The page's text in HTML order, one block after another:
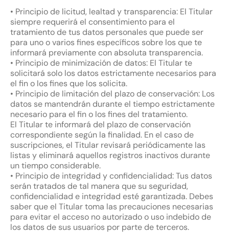
• Principio de licitud, lealtad y transparencia: El Titular
siempre requerirá el consentimiento para el
tratamiento de tus datos personales que puede ser
para uno o varios fines específicos sobre los que te
informará previamente con absoluta transparencia.
• Principio de minimización de datos: El Titular te
solicitará solo los datos estrictamente necesarios para
el fin o los fines que los solicita.
• Principio de limitación del plazo de conservación: Los
datos se mantendrán durante el tiempo estrictamente
necesario para el fin o los fines del tratamiento.
El Titular te informará del plazo de conservación
correspondiente según la finalidad. En el caso de
suscripciones, el Titular revisará periódicamente las
listas y eliminará aquellos registros inactivos durante
un tiempo considerable.
• Principio de integridad y confidencialidad: Tus datos
serán tratados de tal manera que su seguridad,
confidencialidad e integridad esté garantizada. Debes
saber que el Titular toma las precauciones necesarias
para evitar el acceso no autorizado o uso indebido de
los datos de sus usuarios por parte de terceros.